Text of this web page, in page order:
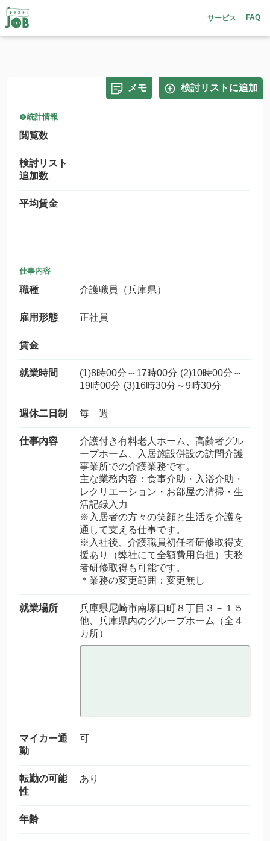
サービス FAQ
メモ 検討リストに追加
統計情報
閲覧数
検討リスト
追加数
平均賃金
仕事内容
職種 介護職員（兵庫県）
雇用形態 正社員
賃金
就業時間
(1)8時00分～17時00分 (2)10時00分～
19時00分 (3)16時30分～9時30分
週休二日制 毎 週
仕事内容
介護付き有料老人ホーム、高齢者グル
ープホーム、入居施設併設の訪問介護
事業所での介護業務です。
主な業務内容：食事介助・入浴介助・
レクリエーション・お部屋の清掃・生
活記録入力
※入居者の方々の笑顔と生活を介護を
通して支える仕事です。
※入社後、介護職員初任者研修取得支
援あり（弊社にて全額費用負担）実務
者研修取得も可能です。
＊業務の変更範囲：変更無し
就業場所
兵庫県尼崎市南塚口町８丁目３－１５
他、兵庫県内のグループホーム（全４
カ所）
マイカー通
勤
可
転勤の可能
性
あり
年齢